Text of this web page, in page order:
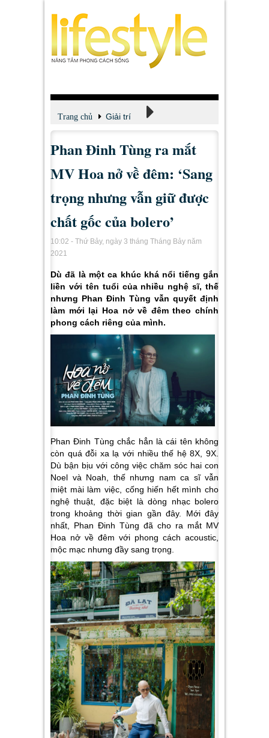
Trang chủ Giải trí
Xem - Nghe - Đọc
Phan Đinh Tùng ra mắt
MV Hoa nở về đêm: ‘Sang
trọng nhưng vẫn giữ được
chất gốc của bolero’
10:02 - Thứ Bảy, ngày 3 tháng Tháng Bảy năm
2021
Dù đã là một ca khúc khá nổi tiếng gắn
liền với tên tuổi của nhiều nghệ sĩ, thế
nhưng Phan Đinh Tùng vẫn quyết định
làm mới lại Hoa nở về đêm theo chính
phong cách riêng của mình.
Phan Đinh Tùng chắc hẳn là cái tên không
còn quá đỗi xa lạ với nhiều thế hệ 8X, 9X.
Dù bận bịu với công việc chăm sóc hai con
Noel và Noah, thế nhưng nam ca sĩ vẫn
miệt mài làm việc, cống hiến hết mình cho
nghệ thuật, đặc biệt là dòng nhạc bolero
trong khoảng thời gian gần đây. Mới đây
nhất, Phan Đinh Tùng đã cho ra mắt MV
Hoa nở về đêm với phong cách acoustic,
mộc mạc nhưng đầy sang trọng.